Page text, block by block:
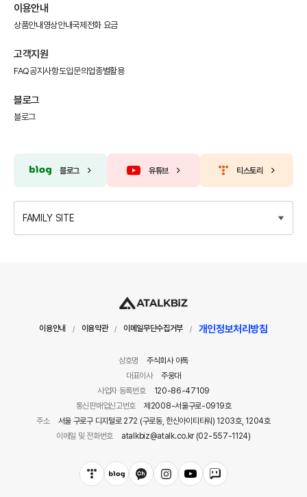
이용안내
상품안내 영상안내국제전화 요금
고객지원
FAQ공지사항도입문의 업종별활용
블로그
블로그
블로그 유튜브 티스토리
FAMILY SITE
이용안내 / 이용약관 / 이메일무단수집거부 / 개인정보처리방침
상호명
주식회사 아톡
대표이사
주웅대
사업자 등록번호
120-86-47109
통신판매업신고번호
제2008-서울구로-0919호
주소
서울 구로구 디지털로 272 (구로동, 한신아이티타워) 1203호, 1204호
이메일 및 전화번호
atalkbiz@atalk.co.kr (02-557-1124)